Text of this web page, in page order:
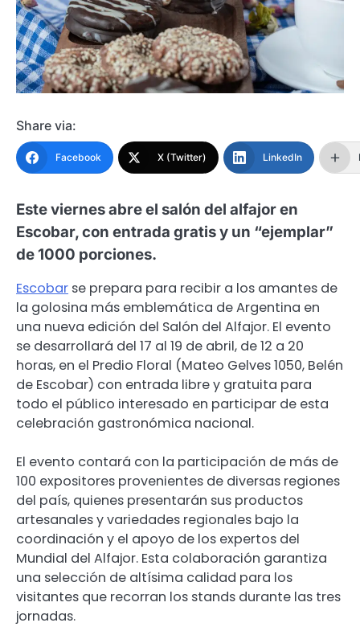
Share via:
Facebook X (Twitter) LinkedIn
Este viernes abre el salón del alfajor en
Escobar, con entrada gratis y un “ejemplar”
de 1000 porciones.
Escobar se prepara para recibir a los amantes de
la golosina más emblemática de Argentina en
una nueva edición del Salón del Alfajor. El evento
se desarrollará del 17 al 19 de abril, de 12 a 20
horas, en el Predio Floral (Mateo Gelves 1050, Belén
de Escobar) con entrada libre y gratuita para
todo el público interesado en participar de esta
celebración gastronómica nacional.
El evento contará con la participación de más de
100 expositores provenientes de diversas regiones
del país, quienes presentarán sus productos
artesanales y variedades regionales bajo la
coordinación y el apoyo de los expertos del
Mundial del Alfajor. Esta colaboración garantiza
una selección de altísima calidad para los
visitantes que recorran los stands durante las tres
jornadas.